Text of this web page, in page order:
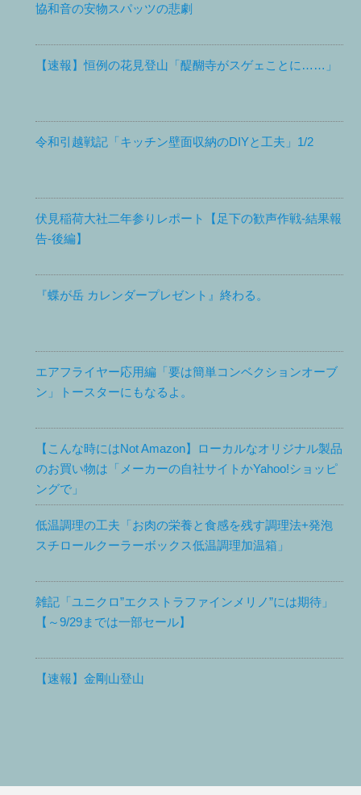
協和音の安物スパッツの悲劇
【速報】恒例の花見登山「醍醐寺がスゲェことに……」
令和引越戦記「キッチン壁面収納のDIYと工夫」1/2
伏見稲荷大社二年参りレポート【足下の歓声作戦-結果報
告-後編】
『蝶が岳 カレンダープレゼント』終わる。
エアフライヤー応用編「要は簡単コンベクションオーブ
ン」トースターにもなるよ。
【こんな時にはNot Amazon】ローカルなオリジナル製品
のお買い物は「メーカーの自社サイトかYahoo!ショッピ
ングで」
低温調理の工夫「お肉の栄養と食感を残す調理法+発泡
スチロールクーラーボックス低温調理加温箱」
雑記「ユニクロ”エクストラファインメリノ”には期待」
【～9/29までは一部セール】
【速報】金剛山登山